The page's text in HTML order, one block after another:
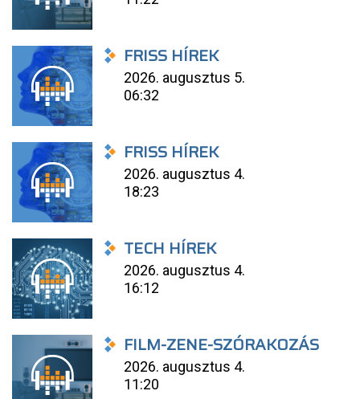
FRISS HÍREK
2026. augusztus 5.
06:32
FRISS HÍREK
2026. augusztus 4.
18:23
TECH HÍREK
2026. augusztus 4.
16:12
FILM-ZENE-SZÓRAKOZÁS
2026. augusztus 4.
11:20